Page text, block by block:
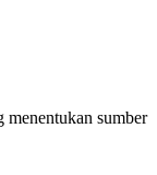
menentukan sumber